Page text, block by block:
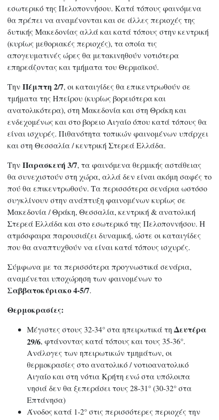
εσωτερικό της Πελοποννήσου. Κατά τόπους φαινόμενα
θα πρέπει να αναμένονται και σε άλλες περιοχές της
δυτικής Μακεδονίας αλλά και κατά τόπους στην κεντρική
(κυρίως μεθοριακές περιοχές), τα οποία τις
απογευματινές ώρες θα μετακινηθούν νοτιότερα
επηρεάζοντας και τμήματα του Θερμαϊκού.
Την Πέμπτη 2/7, οι καταιγίδες θα επικεντρωθούν σε
τμήματα της Ηπείρου (κυρίως βορειότερα και
ανατολικότερα), στη Μακεδονία και στη Θράκη και
ενδεχομένως και στο βορειο Αιγαίο όπου κατά τόπους θα
είναι ισχυρές. Πιθανότητα τοπικών φαινομένων υπάρχει
και στη Θεσσαλία / κεντρική Στερεά Ελλάδα.
Την Παρασκευή 3/7, τα φαινόμενα θερμικής αστάθειας
θα συνεχιστούν στη χώρα, αλλά δεν είναι ακόμη σαφές το
πού θα επικεντρωθούν. Τα περισσότερα σενάρια ωστόσο
συγκλίνουν στην ανάπτυξη φαινομένων κυρίως σε
Μακεδονία / Θράκη, Θεσσαλία, κεντρική & ανατολική
Στερεά Ελλάδα και στο εσωτερικό της Πελοποννήσου. Η
ατμόσφαιρα παρουσιάζει δυναμική, ώστε οι καταιγίδες
που θα αναπτυχθούν να είναι κατά τόπους ισχυρές.
Σύμφωνα με τα περισσότερα προγνωστικά σενάρια,
αναμένεται υποχώρηση των φαινομένων το
Σαββατοκύριακο 4-5/7.
Θερμοκρασίες:
Μέγιστες στους 32-34° στα ηπειρωτικά τη Δευτέρα
29/6, φτάνοντας κατά τόπους και τους 35-36°.
Ανάλογες των ηπειρωτικών τμημάτων, οι
θερμοκρασίες στο ανατολικό / νοτιοανατολικό
Αιγαίο και στη νότια Κρήτη ενώ στα υπόλοιπα
νησιά δεν θα ξεπεράσει τους 28-31° (30-32° στα
Επτάνησα)
Άνοδος κατά 1-2° στις περισσότερες περιοχές την